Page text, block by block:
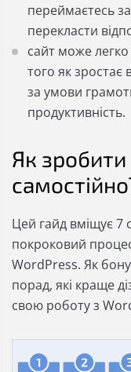
переймаєтесь за
перекласти
сайт може
того як зростає
за умови
продуктивність.
Як
Цей гайд вміщує 7
покроковий
WordPress. Як
порад, які краще
свою роботу з